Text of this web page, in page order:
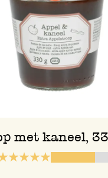
met kaneel,
Het is te zoet.
Antwoord